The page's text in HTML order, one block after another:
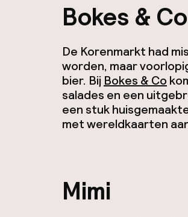
Bokes & Co
De Korenmarkt had
worden, maar
bier. Bij Bokes & Co
salades en een
een stuk
met wereldkaarten
Mimi